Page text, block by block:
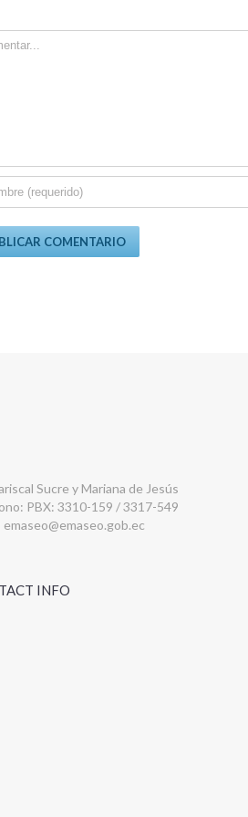
Sucre y Mariana de Jesús
PBX: 3310-159 / 3317-549
emaseo@emaseo.gob.ec
INFO